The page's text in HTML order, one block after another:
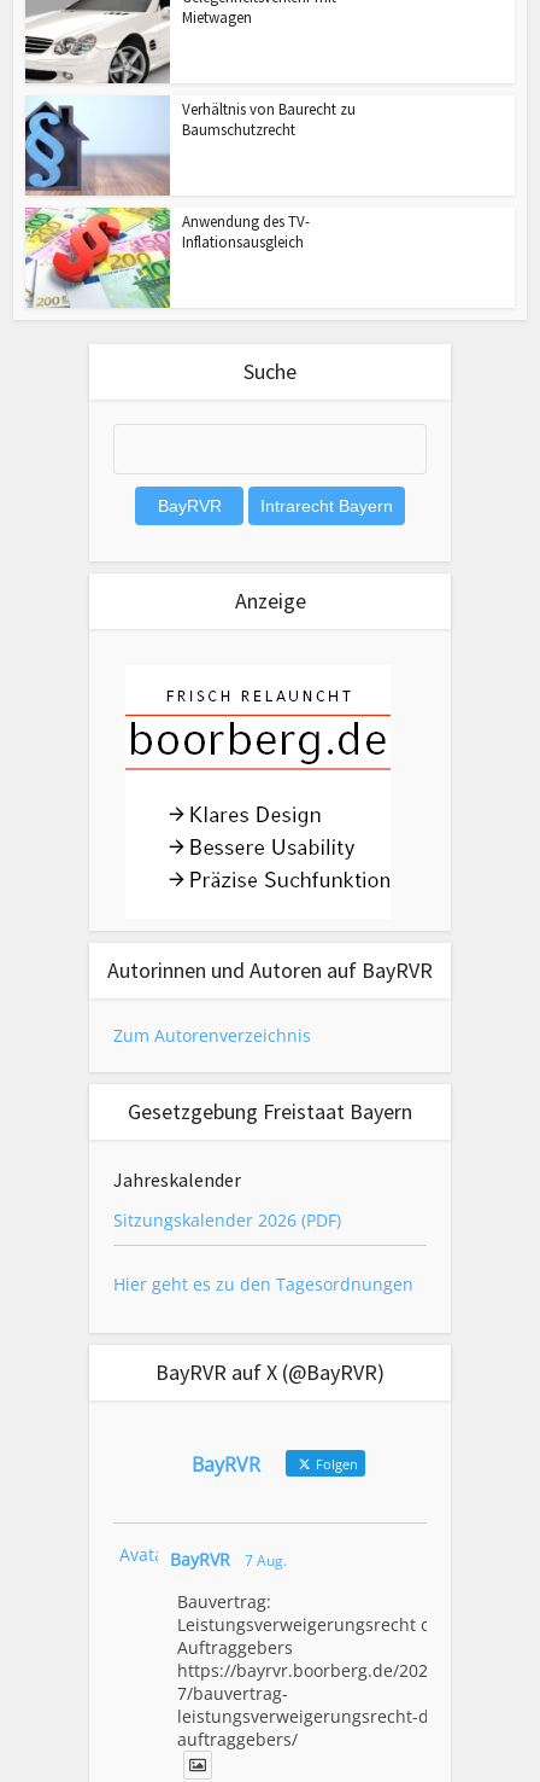
Mietwagen
Verhältnis von Baurecht zu
Baumschutzrecht
Anwendung des TV-
Inflationsausgleich
Suche
Anzeige
Autorinnen und Autoren auf BayRVR
Zum Autorenverzeichnis
Gesetzgebung Freistaat Bayern
Jahreskalender
Sitzungskalender 2026 (PDF)
Hier geht es zu den Tagesordnungen
BayRVR auf X (@BayRVR)
BayRVR Folgen
Avatar BayRVR 7 Aug.
Bauvertrag:
Leistungsverweigerungsrecht des
Auftraggebers
https://bayrvr.boorberg.de/2026/08/0
7/bauvertrag-
leistungsverweigerungsrecht-des-
auftraggebers/